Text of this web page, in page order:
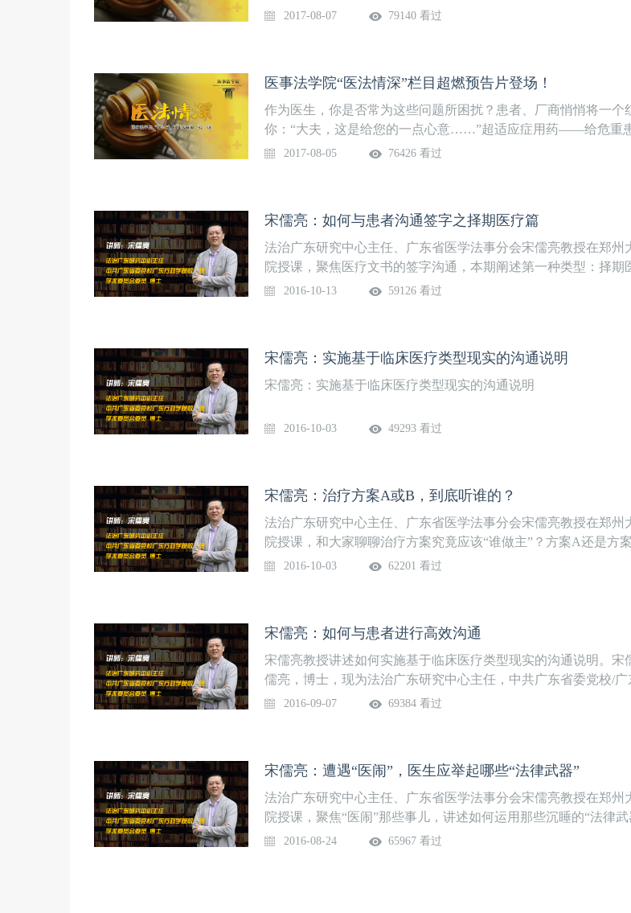
中，“医法情深”将为广大医生朋友们答疑解惑！
中心共同主办的一档大型谈话类栏目。栏目主持人宋儒亮教授针
塞给你一个红包：“大夫，这是给您的一点心意……”是人情往来
确处置指南！医法情深——医事法学三“儒”谈，打开天窗说“亮”
学论坛报》、广东省医学会医事法学分会、法治广东研究中心共
型谈话类栏目。栏目主持人宋儒亮教授针对20余个临床医生所关
邀请医、患、鉴、法、媒各领域专家进行深入探讨。“灯不拨不亮
2017-08-07 79140 看过
医事法学院“医法情深”栏目超燃预告片登场！
作为医生，你是否常为这些问题所困扰？患者、厂商悄悄将一个
你：“大夫，这是给您的一点心意……”超适应症用药——给危重
的同时，如何规避自身的法律风险？患者在就诊期间录音录像怎
窗说“亮”话栏目中，《中国医学论坛报》联合广东省医学会医事
广东研究中心，邀请医、患、鉴、法、媒各领域近40位专家，以
对医生在临床工作中面临的热点问题进行深入探讨。“灯不拨不亮
明”，本着来自临床，回归临床的理念，在24期栏目中，“医法情
动，言医，生命、健康、身体，关系民生，事事要紧；谈法，生
身体权，关乎人权，权权要保。民生，政府保障；人权，国家保
后，以医事活动研究为己任的医事法学院，又将正式宣布成立。
专业述说；“壹生大学”（ 壹生APP中国医学论坛报官网客户端）
道；面向全国，专场呈现。随着“医法情深”的录制、上线与播放
的医事项目、活动一道、一起，全方位、全方面、全领域，综合
学同道、同仁与同志，承“医德高尚、医术高明与医法高超”理念
化解机制与方式在医事领域的适用与运用为定位、己任与方向，
式，以信得过的途径，让包括但不限于患者、患者近亲属、医务
机构们等医事法律关系的当事人们，在面临的每一个医事案件的
与处罚中，以法为先、为前与为底，共同努力，体现、展现与实
事法学院的任务，以医事法治为立足，推动法治中国建设。医事
与国家法治的现代化方向与进程，需要与社会法治、政府法治与
力量、途径、方式与平台。她的成立，应当利于更好满足推进广
和治理能力现代化建设又迈向了新高度；她的成就，应当利于更
会、政府和国家治理体系和治理能力现代化建设又走向了新征程
2017-08-05 76426 看过
宋儒亮：如何与患者沟通签字之择期医疗篇
法治广东研究中心主任、广东省医学法事分会宋儒亮教授在郑州
院授课，聚焦医疗文书的签字沟通，本期阐述第一种类型：择期
2016-10-13 59126 看过
宋儒亮：实施基于临床医疗类型现实的沟通说明
宋儒亮：实施基于临床医疗类型现实的沟通说明
2016-10-03 49293 看过
宋儒亮：治疗方案A或B，到底听谁的？
法治广东研究中心主任、广东省医学法事分会宋儒亮教授在郑州
院授课，和大家聊聊治疗方案究竟应该“谁做主”？方案A还是方
还是听患者的？所谓“听患者的就能规避风险”？那未免too young
2016-10-03 62201 看过
宋儒亮：如何与患者进行高效沟通
宋儒亮教授讲述如何实施基于临床医疗类型现实的沟通说明。宋
儒亮，博士，现为法治广东研究中心主任，中共广东省委党校/
（院）学术委员会委员；省委党校/行政学院法律学教授,硕士研
2016-09-07 69384 看过
宋儒亮：遭遇“医闹”，医生应举起哪些“法律武器”
法治广东研究中心主任、广东省医学法事分会宋儒亮教授在郑州
院授课，聚焦“医闹”那些事儿，讲述如何运用那些沉睡的“法律武
捍卫医院。
2016-08-24 65967 看过